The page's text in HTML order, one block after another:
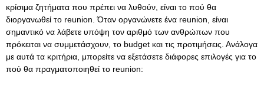
κρίσιμα ζητήματα που πρέπει να λυθούν, είναι το πού θα
διοργανωθεί το reunion. Όταν οργανώνετε ένα reunion, είναι
σημαντικό να λάβετε υπόψη τον αριθμό των ανθρώπων που
πρόκειται να συμμετάσχουν, το budget και τις προτιμήσεις. Ανάλογα
με αυτά τα κριτήρια, μπορείτε να εξετάσετε διάφορες επιλογές για το
πού θα πραγματοποιηθεί το reunion: